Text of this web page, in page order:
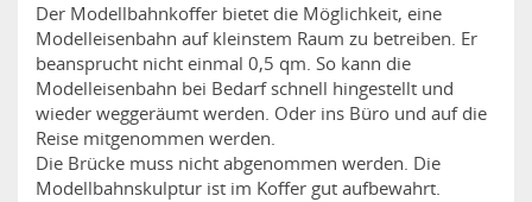
Der Modellbahnkoffer bietet die Möglichkeit, eine
Modelleisenbahn auf kleinstem Raum zu betreiben. Er
beansprucht nicht einmal 0,5 qm. So kann die
Modelleisenbahn bei Bedarf schnell hingestellt und
wieder weggeräumt werden. Oder ins Büro und auf die
Reise mitgenommen werden.
Die Brücke muss nicht abgenommen werden. Die
Modellbahnskulptur ist im Koffer gut aufbewahrt.